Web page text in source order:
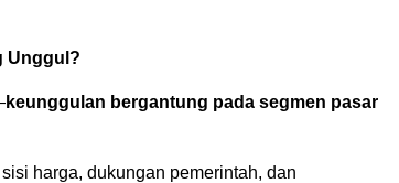
Unggul?
keunggulan bergantung pada segmen pasar
harga, dukungan pemerintah, dan